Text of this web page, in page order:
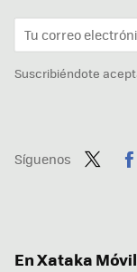
Suscribiéndote
Síguenos
En Xataka